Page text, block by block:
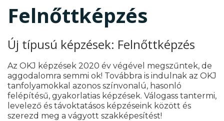
Felnőttképzés
Új típusú képzések: Felnőttképzés
Az OKJ képzések 2020 év végével megszűntek, de
aggodalomra semmi ok! Továbbra is indulnak az OKJ
tanfolyamokkal azonos színvonalú, hasonló
felépítésű, gyakorlatias képzések. Válogass tantermi,
levelező és távoktatásos képzéseink között és
szerezd meg a vágyott szakképesítést!